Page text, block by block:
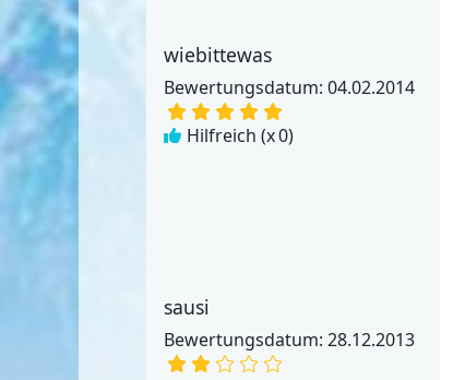
wiebittewas
Bewertungsdatum: 04.02.2014
Hilfreich (x0)
sausi
Bewertungsdatum: 28.12.2013